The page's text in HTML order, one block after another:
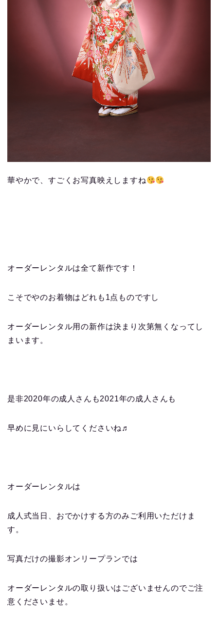
華やかで、すごくお写真映えしますね
オーダーレンタルは全て新作です！
こそでやのお着物はどれも1点ものですし
オーダーレンタル用の新作は決まり次第無くなってし
まいます。
是非2020年の成人さんも2021年の成人さんも
早めに見にいらしてくださいね♬
オーダーレンタルは
成人式当日、おでかけする方のみご利用いただけま
す。
写真だけの撮影オンリープランでは
オーダーレンタルの取り扱いはございませんのでご注
意くださいませ。